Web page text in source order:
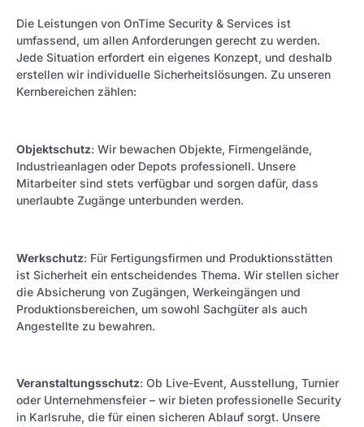
Die Leistungen von OnTime Security & Services ist
umfassend, um allen Anforderungen gerecht zu werden.
Jede Situation erfordert ein eigenes Konzept, und deshalb
erstellen wir individuelle Sicherheitslösungen. Zu unseren
Kernbereichen zählen:
Objektschutz: Wir bewachen Objekte, Firmengelände,
Industrieanlagen oder Depots professionell. Unsere
Mitarbeiter sind stets verfügbar und sorgen dafür, dass
unerlaubte Zugänge unterbunden werden.
Werkschutz: Für Fertigungsfirmen und Produktionsstätten
ist Sicherheit ein entscheidendes Thema. Wir stellen sicher
die Absicherung von Zugängen, Werkeingängen und
Produktionsbereichen, um sowohl Sachgüter als auch
Angestellte zu bewahren.
Veranstaltungsschutz: Ob Live-Event, Ausstellung, Turnier
oder Unternehmensfeier – wir bieten professionelle Security
in Karlsruhe, die für einen sicheren Ablauf sorgt. Unsere